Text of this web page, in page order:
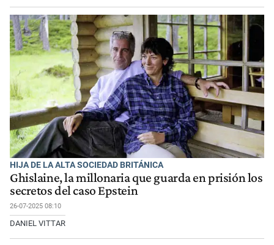
HIJA DE LA ALTA SOCIEDAD BRITÁNICA
Ghislaine, la millonaria que guarda en prisión los
secretos del caso Epstein
26-07-2025 08:10
DANIEL VITTAR